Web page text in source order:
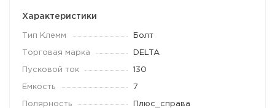
Характеристики
Тип Клемм Болт
Торговая марка DELTA
Пусковой ток 130
Емкость 7
Полярность Плюс_справа